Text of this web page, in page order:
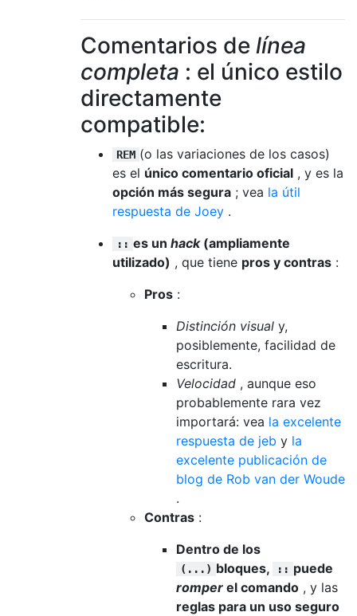
Comentarios de línea
completa : el único estilo
directamente
compatible:
REM (o las variaciones de los casos)
es el único comentario oficial , y es la
opción más segura ; vea la útil
respuesta de Joey .
:: es un hack(ampliamente
utilizado) , que tiene pros y contras :
Pros :
Distinción visual y,
posiblemente, facilidad de
escritura.
Velocidad , aunque eso
probablemente rara vez
importará: vea la excelente
respuesta de jeb y la
excelente publicación de
blog de Rob van der Woude
.
Contras :
Dentro de los
(...) bloques, :: puede
romper el comando , y las
reglas para un uso seguro